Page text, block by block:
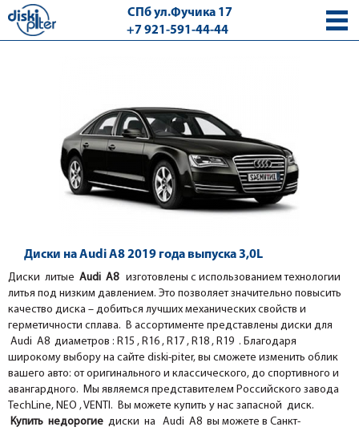
СПб ул.Фучика 17
+7 921-591-44-44
Диски на Audi A8 2019 года выпуска 3,0L
Диски литые Audi A8 изготовлены с использованием технологии
литья под низким давлением. Это позволяет значительно повысить
качество диска – добиться лучших механических свойств и
герметичности сплава. В ассортименте представлены диски для
Audi A8 диаметров : R15 , R16 , R17 , R18 , R19 . Благодаря
широкому выбору на сайте diski-piter, вы сможете изменить облик
вашего авто: от оригинального и классического, до спортивного и
авангардного. Мы являемся представителем Российского завода
TechLine, NEO , VENTI. Вы можете купить у нас запасной диск.
Купить недорогие диски на Audi A8 вы можете в Санкт-